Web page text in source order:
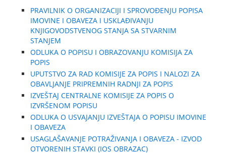
PRAVILNIK O ORGANIZACIJI I SPROVOĐENJU POPISA
IMOVINE I OBAVEZA I USKLAĐIVANJU
KNJIGOVODSTVENOG STANJA SA STVARNIM
STANJEM
ODLUKA O POPISU I OBRAZOVANJU KOMISIJA ZA
POPIS
UPUTSTVO ZA RAD KOMISIJE ZA POPIS I NALOZI ZA
OBAVLJANJE PRIPREMNIH RADNJI ZA POPIS
IZVEŠTAJ CENTRALNE KOMISIJE ZA POPIS O
IZVRŠENOM POPISU
ODLUKA O USVAJANJU IZVEŠTAJA O POPISU IMOVINE
I OBAVEZA
USAGLAŠAVANJE POTRAŽIVANJA I OBAVEZA - IZVOD
OTVORENIH STAVKI (IOS OBRAZAC)